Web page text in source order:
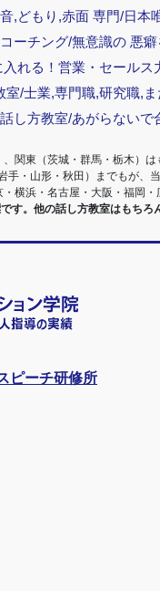
,どもり,赤面 専門/日本
ーチング/無意識の 悪
れる！営業・セールス
室/士業,専門職,研究職,
し方教室/あがらないで
関東（茨城・群馬・栃木）
・山形・秋田）までもが、
横浜・名古屋・大阪・福岡
す。他の話し方教室はもちろ
ピーチ研修所